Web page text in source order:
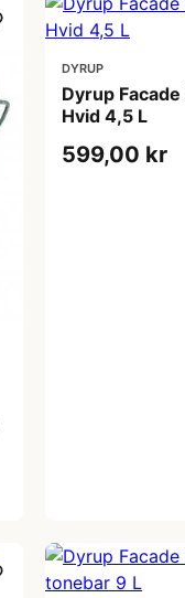
DYRUP
Dyrup
Hvid 4,5 L
599,00 kr